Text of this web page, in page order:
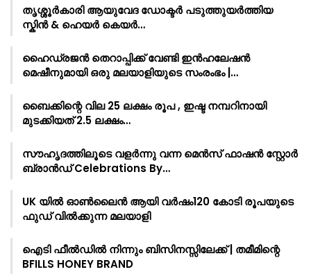
തൃശ്ശൂർകാരി ആയുവേദ ഡോക്ടർ പടുത്തുയർത്തിയ
സ്കിൻ & ഹെയർ കെയർ…
ഹൈഡ്രജൻ തെറാപ്പിക്ക് വേണ്ടി ഇൻഹലേഷൻ
മെഷീനുമായി ഒരു മലയാളിയുടെ സംരംഭം |…
ബൈക്കിന്റെ വില 25 ലക്ഷം രൂപ , ഇഷ്ട നമ്പറിനായി
മുടക്കിയത് 2.5 ലക്ഷം…
സൗഹൃദത്തിലൂടെ വളർന്നു വന്ന മെൻസ് ഫാഷൻ സ്റ്റോർ
ബ്രാൻഡ് Celebrations By…
UK യിൽ ഓൺലൈൻ ആയി വർഷം120 കോടി രൂപയുടെ
ഫുഡ് വിൽക്കുന്ന മലയാളി
ഐടി ഫീൽഡിൽ നിന്നും ബിസിനസ്സിലേക്ക് | തമീമിന്റെ
BFILLS HONEY BRAND